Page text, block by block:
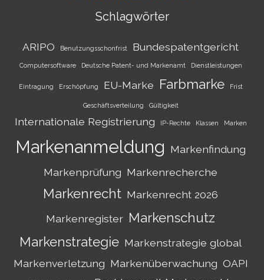
Schlagwörter
ARIPO Benutzungsschonfrist Bundespatentgericht
Computersoftware Deutsche Patent- und Markenamt Dienstleistungen
Eintragung Erschöpfung EU-Marke Farbmarke Frist
Geschäftsverteilung Gültigkeit
Internationale Registrierung IP-Rechte Klassen Marken
Markenanmeldung Markenfindung
Markenprüfung Markenrecherche
Markenrecht Markenrecht 2026
Markenregister Markenschutz
Markenstrategie Markenstrategie global
Markenverletzung Markenüberwachung OAPI